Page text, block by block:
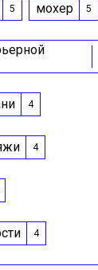
5 мохер 5
4
4
4